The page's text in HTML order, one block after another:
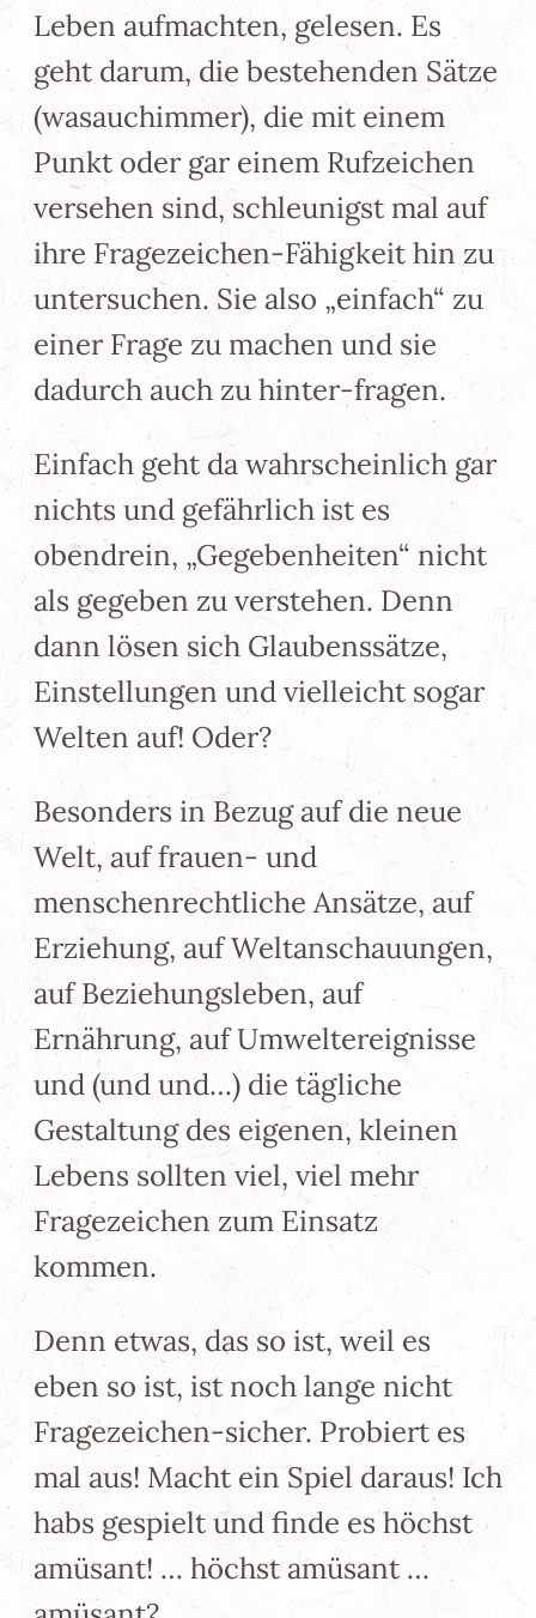
Leben aufmachten, gelesen. Es
geht darum, die bestehenden Sätze
(wasauchimmer), die mit einem
Punkt oder gar einem Rufzeichen
versehen sind, schleunigst mal auf
ihre Fragezeichen-Fähigkeit hin zu
untersuchen. Sie also „einfach“ zu
einer Frage zu machen und sie
dadurch auch zu hinter-fragen.
Einfach geht da wahrscheinlich gar
nichts und gefährlich ist es
obendrein, „Gegebenheiten“ nicht
als gegeben zu verstehen. Denn
dann lösen sich Glaubenssätze,
Einstellungen und vielleicht sogar
Welten auf! Oder?
Besonders in Bezug auf die neue
Welt, auf frauen- und
menschenrechtliche Ansätze, auf
Erziehung, auf Weltanschauungen,
auf Beziehungsleben, auf
Ernährung, auf Umweltereignisse
und (und und…) die tägliche
Gestaltung des eigenen, kleinen
Lebens sollten viel, viel mehr
Fragezeichen zum Einsatz
kommen.
Denn etwas, das so ist, weil es
eben so ist, ist noch lange nicht
Fragezeichen-sicher. Probiert es
mal aus! Macht ein Spiel daraus! Ich
habs gespielt und finde es höchst
amüsant! … höchst amüsant …